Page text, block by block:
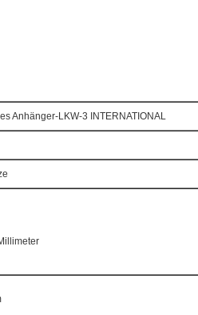
Anhänger-LKW-3 INTERNATIONAL